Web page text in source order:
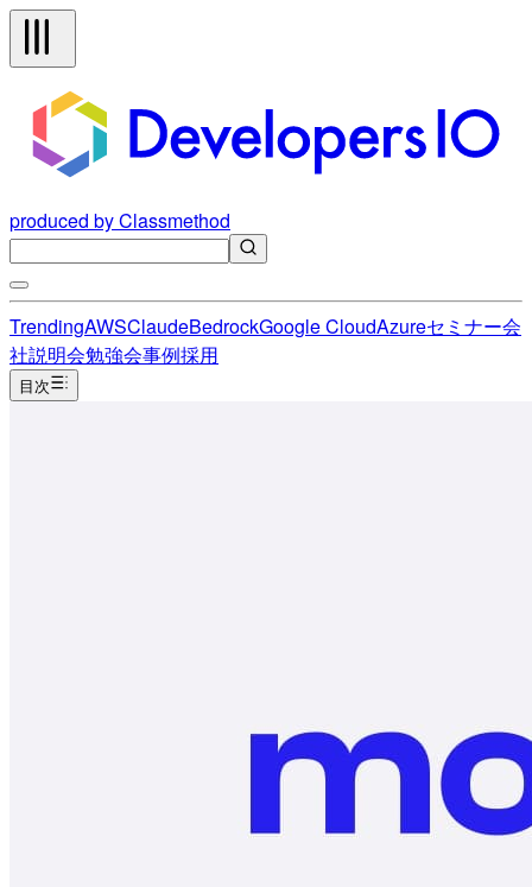
produced by Classmethod
TrendingAWSClaudeBedrockGoogle CloudAzureセミナー会
社説明会勉強会事例採用
目次